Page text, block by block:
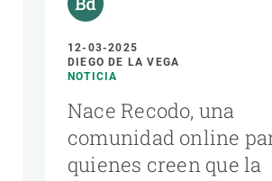
12-03-2025
DIEGO DE LA VEGA
NOTICIA
Nace Recodo, una
comunidad online
quienes creen que la